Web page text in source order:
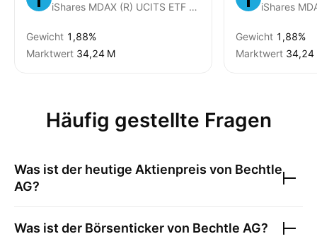
iShares MDAX (R) UCITS ETF (DE) Units -EUR-
Gewicht 1,88%
Marktwert ‪34,24 M‬
iShares
Gewicht 1,88%
Marktwert ‪34,24
Häufig gestellte Fragen
Was ist der heutige Aktienpreis von Bechtle
AG?
Was ist der Börsenticker von Bechtle AG?